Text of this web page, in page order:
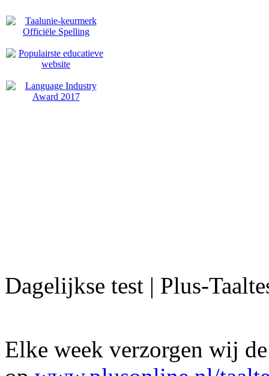
Dagelijkse test | Plus-
Elke week verzorgen wij